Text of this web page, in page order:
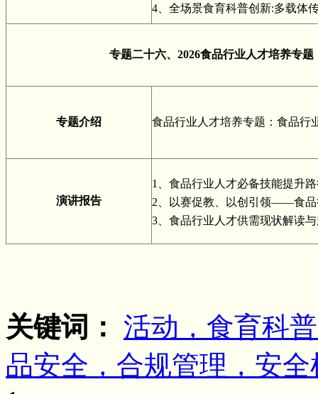
4、全场景食育科普创新:多载体
专题二十六、 2026食品行业人才培养专题
专题介绍 食品行业人才培养专题：食品行
演讲报告
1、食品行业人才必备技能提升
2、以赛促教、以创引领——食品
3、食品行业人才供需现状解读
关键词： 活动，食育科
品安全，合规管理，安